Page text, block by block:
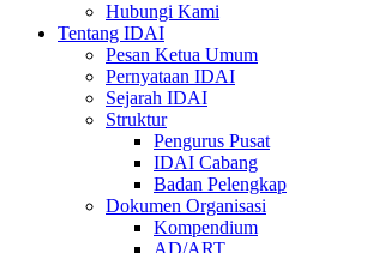
Hubungi Kami
Tentang IDAI
Pesan Ketua Umum
Pernyataan IDAI
Sejarah IDAI
Struktur
Pengurus Pusat
IDAI Cabang
Badan Pelengkap
Dokumen Organisasi
Kompendium
AD/ART